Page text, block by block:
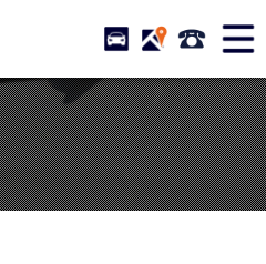
グループ BMW専門 船
STOCK ACCESS 047-
在庫リスト
店舗紹介
アクセスマップ